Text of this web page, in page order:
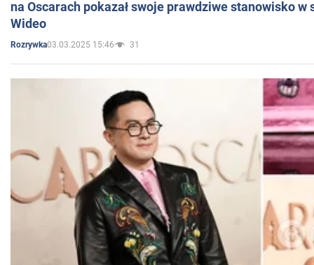
na Oscarach pokazał swoje prawdziwe stanowisko w
Wideo
Rozrywka03.03.2025 15:46 31